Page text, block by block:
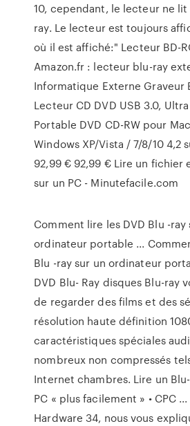
10, cependant, le lecteur ne
ray. Le lecteur est toujours
où il est affiché:" Lecteur BD-
Amazon.fr : lecteur blu-ray
Informatique Externe Graveur
Lecteur CD DVD USB 3.0,
Portable DVD CD-RW pour
Windows XP/Vista / 7/8/10 4,2
92,99 € 92,99 € Lire un fichier
sur un PC - Minutefacile.com
Comment lire les DVD Blu -ray
ordinateur portable ...
Blu -ray sur un ordinateur
DVD Blu- Ray disques Blu-ray
de regarder des films et des
résolution haute définition
caractéristiques spéciales
nombreux non compressés
Internet chambres. Lire un
PC « plus facilement » • CPC
Hardware 34, nous vous